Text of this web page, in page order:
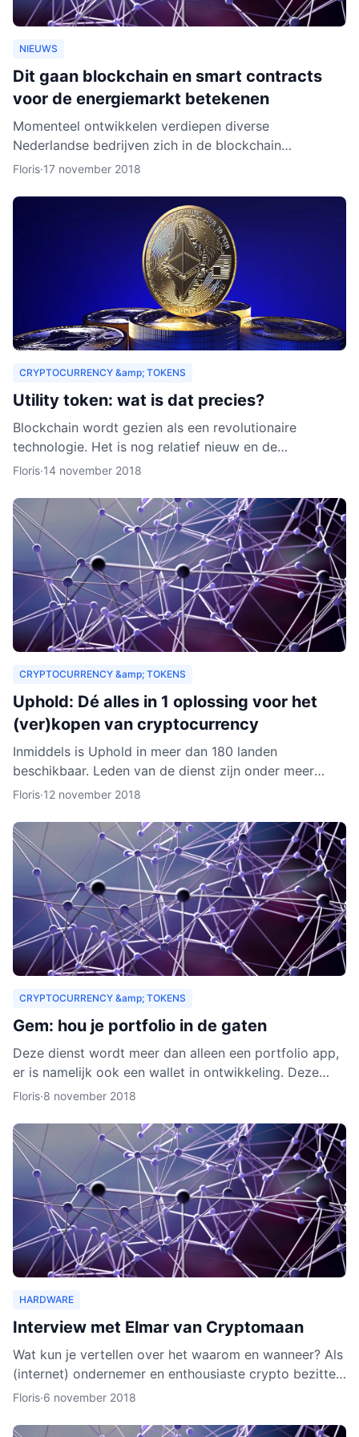
NIEUWS
Dit gaan blockchain en smart contracts
voor de energiemarkt betekenen
Momenteel ontwikkelen verdiepen diverse
Nederlandse bedrijven zich in de blockchain
technologie. Enkele daarvan, zoals BlockLab uit
Floris·17 november 2018
CRYPTOCURRENCY &amp; TOKENS
Utility token: wat is dat precies?
Blockchain wordt gezien als een revolutionaire
technologie. Het is nog relatief nieuw en de
verwachting is dat het zich de komende jaren verder
Floris·14 november 2018
CRYPTOCURRENCY &amp; TOKENS
Uphold: Dé alles in 1 oplossing voor het
(ver)kopen van cryptocurrency
Inmiddels is Uphold in meer dan 180 landen
beschikbaar. Leden van de dienst zijn onder meer
bedrijven, ontwikkelaars, particulieren, ngo’s en non-
Floris·12 november 2018
CRYPTOCURRENCY &amp; TOKENS
Gem: hou je portfolio in de gaten
Deze dienst wordt meer dan alleen een portfolio app,
er is namelijk ook een wallet in ontwikkeling. Deze
wallet gaat verschillende cryptocurrencies en token
Floris·8 november 2018
HARDWARE
Interview met Elmar van Cryptomaan
Wat kun je vertellen over het waarom en wanneer? Als
(internet) ondernemer en enthousiaste crypto bezitter
was het een logische keuze om de webshop te
Floris·6 november 2018